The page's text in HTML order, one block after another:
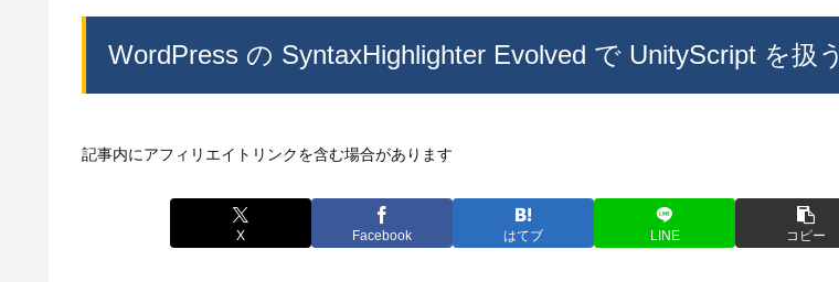
WordPress の SyntaxHighlighter Evolved で UnityScript を扱う
記事内にアフィリエイトリンクを含む場合があります
X Facebook はてブ LINE コピー